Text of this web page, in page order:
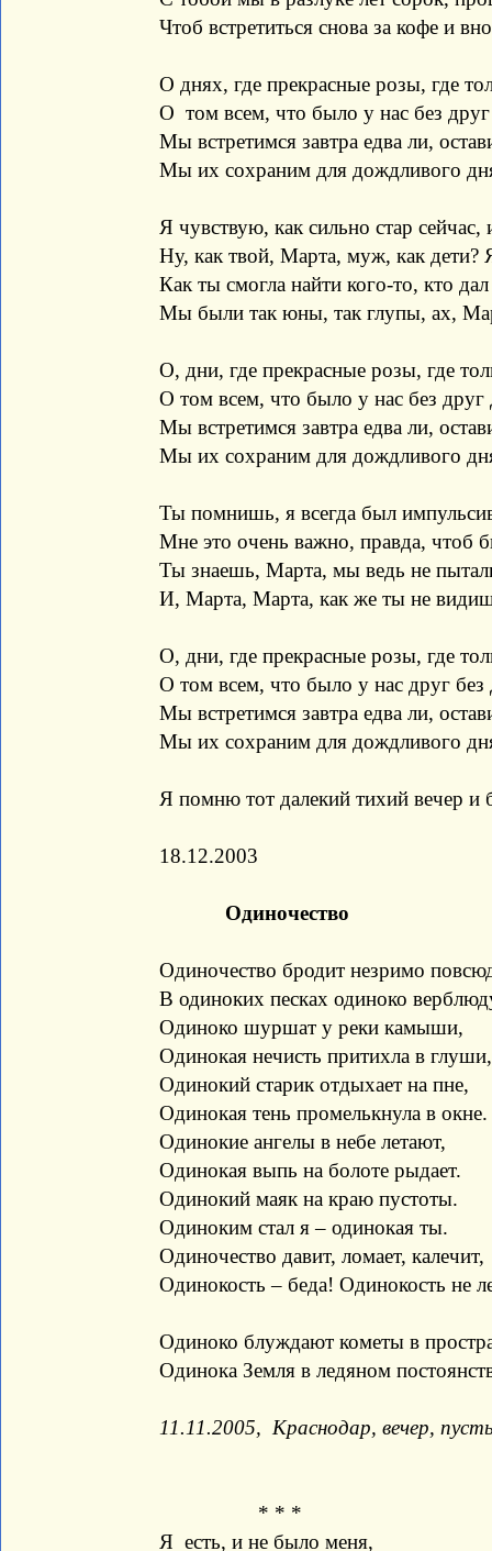
Чтоб встретиться снова за кофе и
О днях, где прекрасные розы, где
О том всем, что было у нас без друг
Мы встретимся завтра едва ли,
Мы их сохраним для дождливого
Я чувствую, как сильно стар
Ну, как твой, Марта, муж, как дети?
Как ты смогла найти кого-то, кто
Мы были так юны, так глупы, ах,
О, дни, где прекрасные розы, где
О том всем, что было у нас без
Мы встретимся завтра едва ли,
Мы их сохраним для дождливого
Ты помнишь, я всегда был
Мне это очень важно, правда, чтоб
Ты знаешь, Марта, мы ведь не
И, Марта, Марта, как же ты не
О, дни, где прекрасные розы, где
О том всем, что было у нас друг
Мы встретимся завтра едва ли,
Мы их сохраним для дождливого
Я помню тот далекий тихий вечер
18.12.2003
Одиночество
Одиночество бродит незримо
В одиноких песках одиноко
Одиноко шуршат у реки камыши,
Одинокая нечисть притихла в глуши,
Одинокий старик отдыхает на пне,
Одинокая тень промелькнула в окне.
Одинокие ангелы в небе летают,
Одинокая выпь на болоте рыдает.
Одинокий маяк на краю пустоты.
Одиноким стал я – одинокая ты.
Одиночество давит, ломает, калечит,
Одинокость – беда! Одинокость не
Одиноко блуждают кометы в
Одинока Земля в ледяном
11.11.2005, Краснодар, вечер,
* * *
Я есть, и не было меня,